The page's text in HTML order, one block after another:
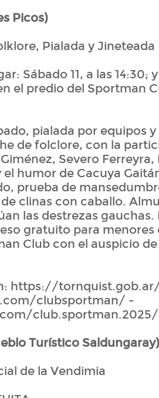
Picos)
Pialada y Jineteada
Sábado 11, a las 14:30;
el predio del Sportman
pialada por equipos
de folclore, con la
Severo
el humor de Cacuya
prueba de
clinas con caballo.
las destrezas gauchas.
gratuito para menores
Club con el auspicio
https://
clubsportman/ -
club.sportman.2025/
Turístico Saldungaray)
de la Vendimia